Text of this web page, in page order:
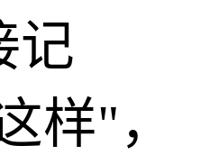
记
样"，